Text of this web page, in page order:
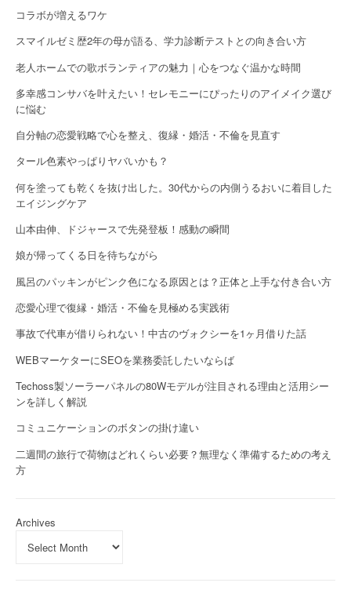
o
n
コラボが増えるワケ
スマイルゼミ歴2年の母が語る、学力診断テストとの向き合い方
老人ホームでの歌ボランティアの魅力｜心をつなぐ温かな時間
多幸感コンサバを叶えたい！セレモニーにぴったりのアイメイク選び
に悩む
自分軸の恋愛戦略で心を整え、復縁・婚活・不倫を見直す
タール色素やっぱりヤバいかも？
何を塗っても乾くを抜け出した。30代からの内側うるおいに着目した
エイジングケア
山本由伸、ドジャースで先発登板！感動の瞬間
娘が帰ってくる日を待ちながら
風呂のパッキンがピンク色になる原因とは？正体と上手な付き合い方
恋愛心理で復縁・婚活・不倫を見極める実践術
事故で代車が借りられない！中古のヴォクシーを1ヶ月借りた話
WEBマーケターにSEOを業務委託したいならば
Techoss製ソーラーパネルの80Wモデルが注目される理由と活用シー
ンを詳しく解説
コミュニケーションのボタンの掛け違い
二週間の旅行で荷物はどれくらい必要？無理なく準備するための考え
方
Archives